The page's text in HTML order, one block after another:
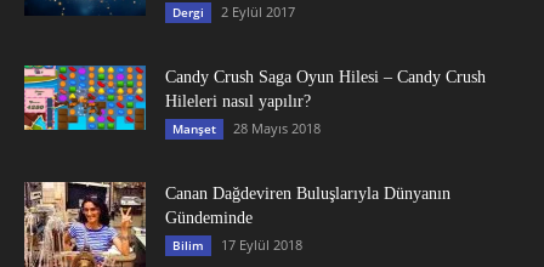
Dergi 2 Eylül 2017
Candy Crush Saga Oyun Hilesi – Candy Crush
Hileleri nasıl yapılır?
Manşet 28 Mayıs 2018
Canan Dağdeviren Buluşlarıyla Dünyanın
Gündeminde
Bilim 17 Eylül 2018